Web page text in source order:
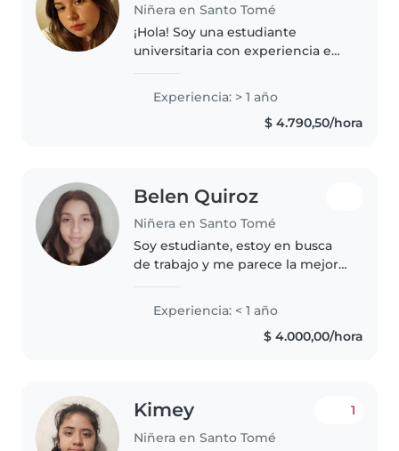
Niñera en Santo Tomé
¡Hola! Soy una estudiante
universitaria con experiencia en
cuentos, hacer manualidades y
jugar con los niños. También..
Experiencia: > 1 año
$ 4.790,50/hora
Belen Quiroz
Niñera en Santo Tomé
Soy estudiante, estoy en busca
de trabajo y me parece la mejor
niños, y se hacer tareas
domésticas, cocinar, estudie
inglés y puedo ayudar con
Experiencia: < 1 año
$ 4.000,00/hora
Kimey
Niñera en Santo Tomé
1